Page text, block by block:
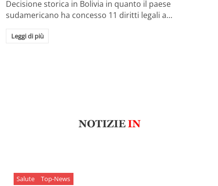
Decisione storica in Bolivia in quanto il paese
sudamericano ha concesso 11 diritti legali a…
Leggi di più
Salute Top-News